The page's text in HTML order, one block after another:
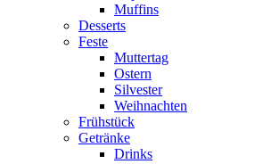
Muffins
Desserts
Feste
Muttertag
Ostern
Silvester
Weihnachten
Frühstück
Getränke
Drinks